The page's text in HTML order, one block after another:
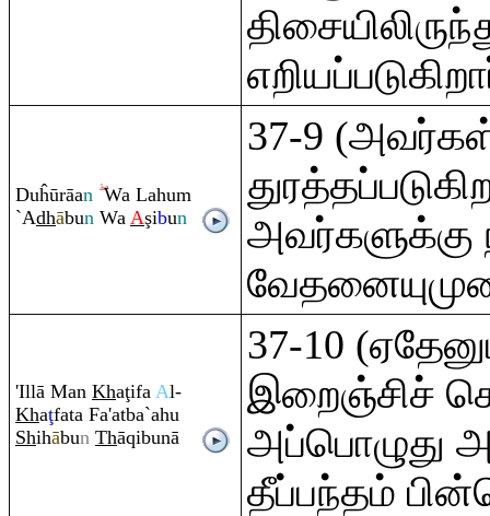
Duĥūrāan Wa Lahum
`Adhābun Wa Aşibun
37-9
அவர்களுக்கு
'Illā Man Khaţifa Al-
Khaţfata Fa'atba`ahu
Shihābun Thāqibunā
37-10
இறைஞ்சிச்
அப்பொழுது
தீப்பந்தம்